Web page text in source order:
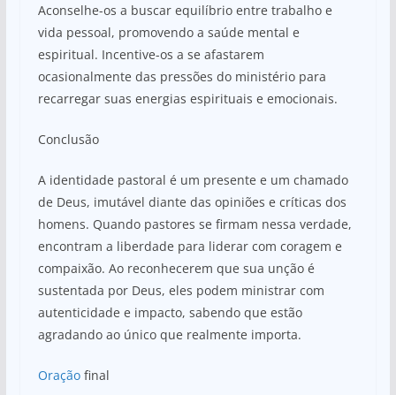
Aconselhe-os a buscar equilíbrio entre trabalho e
vida pessoal, promovendo a saúde mental e
espiritual. Incentive-os a se afastarem
ocasionalmente das pressões do ministério para
recarregar suas energias espirituais e emocionais.
Conclusão
A identidade pastoral é um presente e um chamado
de Deus, imutável diante das opiniões e críticas dos
homens. Quando pastores se firmam nessa verdade,
encontram a liberdade para liderar com coragem e
compaixão. Ao reconhecerem que sua unção é
sustentada por Deus, eles podem ministrar com
autenticidade e impacto, sabendo que estão
agradando ao único que realmente importa.
Oraçãofinal